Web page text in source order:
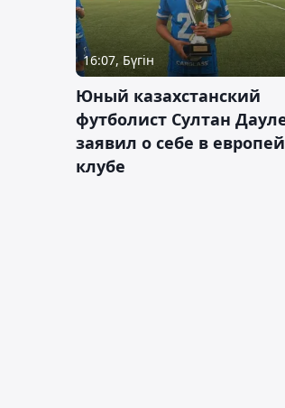
16:07, Бүгін
Юный казахстанский
футболист Султан
заявил о себе в
клубе